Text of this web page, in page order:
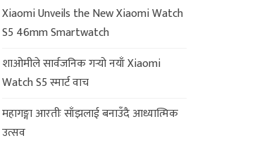
Xiaomi Unveils the New Xiaomi Watch
S5 46mm Smartwatch
शाओमीले सार्वजनिक गर्‍यो नयाँ Xiaomi
Watch S5 स्मार्ट वाच
महागङ्गा आरतीः साँझलाई बनाउँदै आध्यात्मिक
उत्सव